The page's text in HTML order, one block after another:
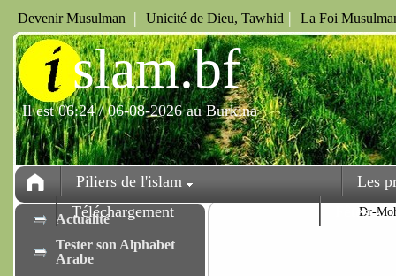
Devenir Musulman | Unicité de Dieu, Tawhid | La Foi
islam.bf
Il est 06:24 / 06-08-2026 au Burkina
Piliers de l'islam
Les
Téléchargement
Fêtes
Actualité
Tester son Alphabet
Arabe
Dr-